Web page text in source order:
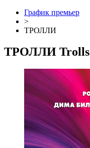
График премьер
>
ТРОЛЛИ
ТРОЛЛИ Trolls